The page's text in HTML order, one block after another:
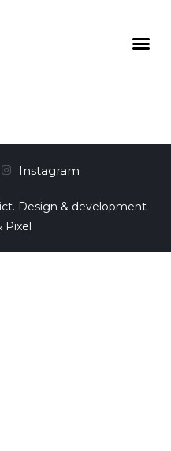
Instagram
Design & development
Pixel